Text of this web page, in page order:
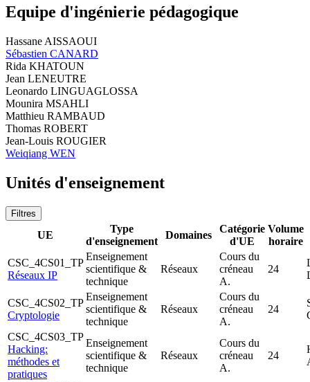
Equipe d'ingénierie pédagogique
Hassane AISSAOUI
Sébastien CANARD
Rida KHATOUN
Jean LENEUTRE
Leonardo LINGUAGLOSSA
Mounira MSAHLI
Matthieu RAMBAUD
Thomas ROBERT
Jean-Louis ROUGIER
Weiqiang WEN
Unités d'enseignement
Filtres
UE
Type
d'enseignement
Domaines
Catégorie
d'UE
Volume
horaire
CSC_4CS01_TP
Réseaux IP
Enseignement
scientifique &
technique
Réseaux
Cours du
créneau
A.
24
CSC_4CS02_TP
Cryptologie
Enseignement
scientifique &
technique
Réseaux
Cours du
créneau
A.
24
CSC_4CS03_TP
Hacking:
méthodes et
pratiques
Enseignement
scientifique &
technique
Réseaux
Cours du
créneau
A.
24